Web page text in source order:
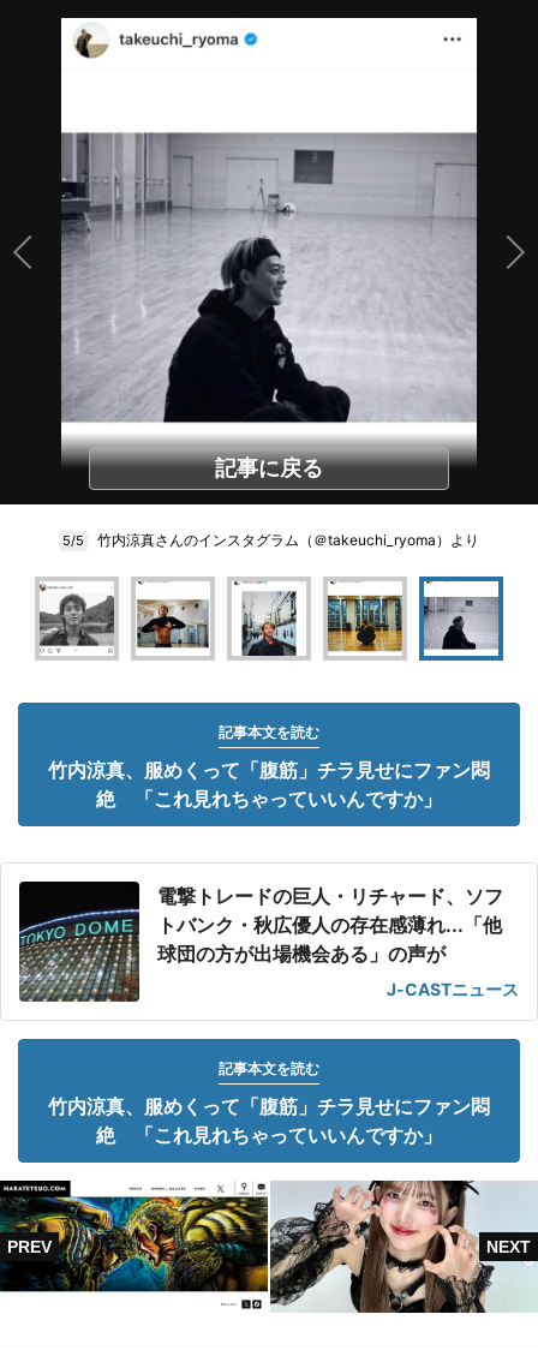
記事に戻る
5/5 竹内涼真さんのインスタグラム（＠takeuchi_ryoma）より
記事本文を読む
竹内涼真、服めくって「腹筋」チラ見せにファン悶
絶 「これ見れちゃっていいんですか」
電撃トレードの巨人・リチャード、ソフ
トバンク・秋広優人の存在感薄れ...「他
球団の方が出場機会ある」の声が
J-CASTニュース
記事本文を読む
竹内涼真、服めくって「腹筋」チラ見せにファン悶
絶 「これ見れちゃっていいんですか」